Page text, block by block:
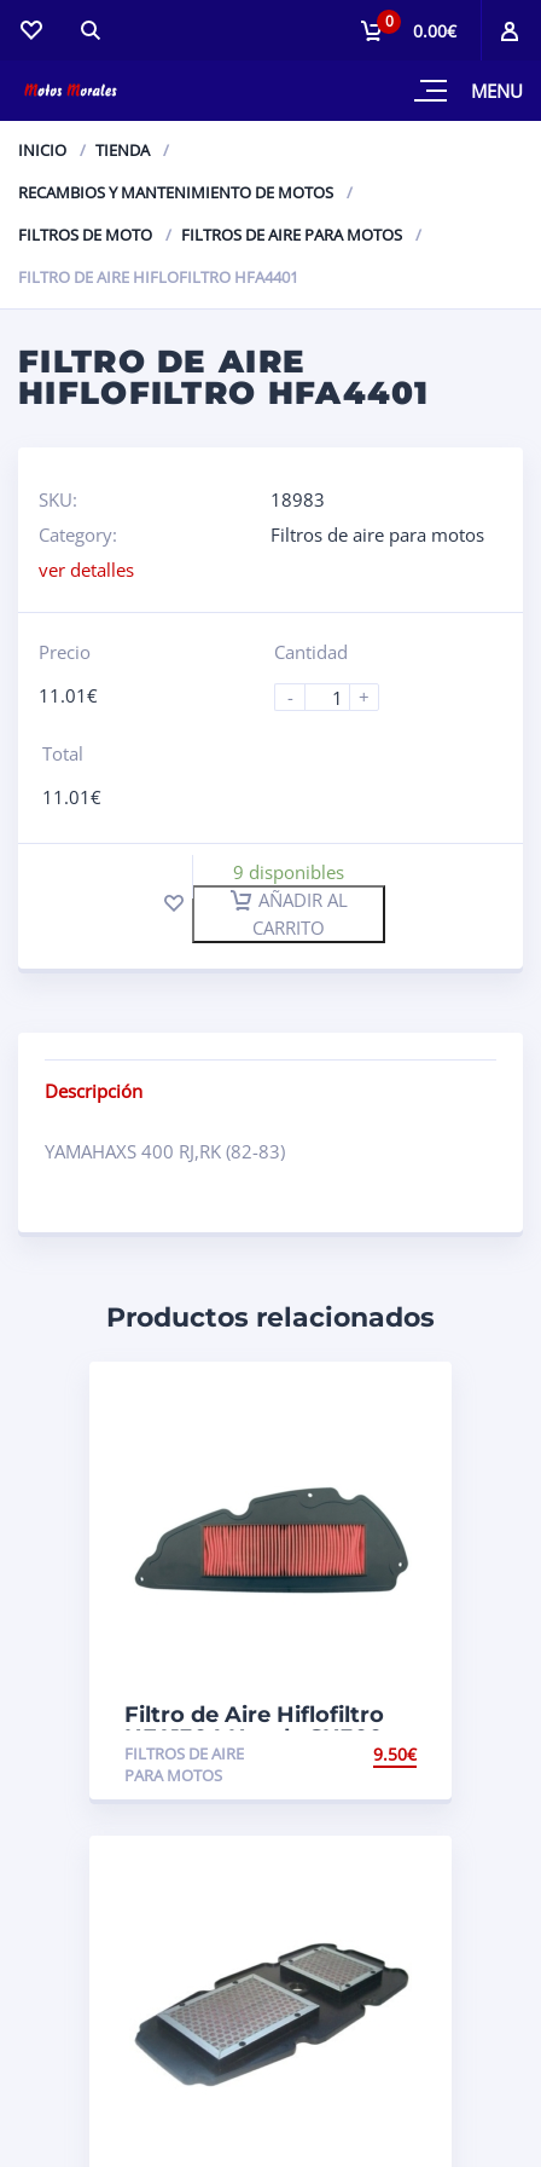
MENU
0 0.00€
INICIO
TIENDA
RECAMBIOS Y MANTENIMIENTO DE MOTOS
FILTROS DE MOTO
FILTROS DE AIRE PARA MOTOS
FILTRO DE AIRE HIFLOFILTRO HFA4401
FILTRO DE AIRE
HIFLOFILTRO HFA4401
SKU:
18983
Category:
Filtros de aire para motos
ver detalles
Precio
11.01€
Cantidad
-
+
Total
11.01€
9 disponibles
AÑADIR AL
CARRITO
Descripción
YAMAHAXS 400 RJ,RK (82-83)
Productos relacionados
Filtro de Aire Hiflofiltro
HFA1304 Honda SH300
FILTROS DE AIRE
PARA MOTOS
9.50€